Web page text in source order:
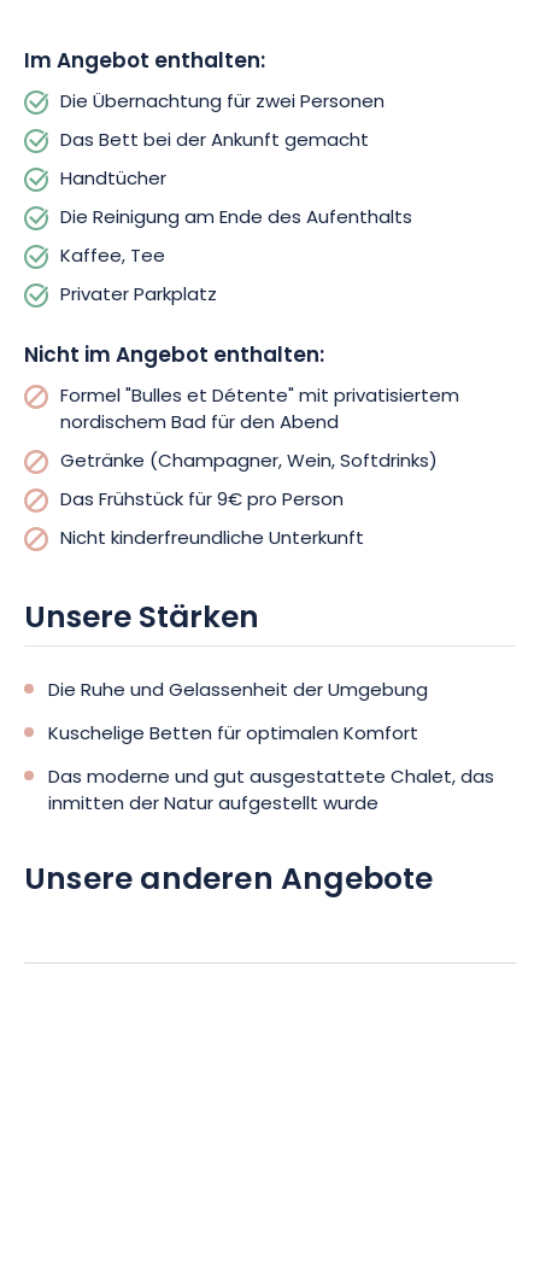
Profitieren Sie auch von unserem « Bubbles & Relax »-
Arrangement, das die Privatisierung unseres nordischen
Bades für den Abend, eine Flasche Champagner und einen
Tapas-Teller beinhaltet. Dieses Angebot muss im Voraus
gebucht werden.
Im Angebot enthalten:
Die Übernachtung für zwei Personen
Das Bett bei der Ankunft gemacht
Handtücher
Die Reinigung am Ende des Aufenthalts
Kaffee, Tee
Privater Parkplatz
Nicht im Angebot enthalten:
Formel "Bulles et Détente" mit privatisiertem
nordischem Bad für den Abend
Getränke (Champagner, Wein, Softdrinks)
Das Frühstück für 9€ pro Person
Nicht kinderfreundliche Unterkunft
Unsere Stärken
Die Ruhe und Gelassenheit der Umgebung
Kuschelige Betten für optimalen Komfort
Das moderne und gut ausgestattete Chalet, das
inmitten der Natur aufgestellt wurde
Unsere anderen Angebote